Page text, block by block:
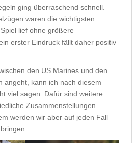
ging überraschend schnell.
waren die wichtigsten
lief ohne größere
erster Eindruck fällt daher positiv
den US Marines und den
angeht, kann ich nach diesem
viel sagen. Dafür sind weitere
Zusammenstellungen
werden wir aber auf jeden Fall